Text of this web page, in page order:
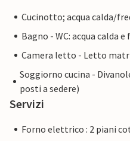
Cucinotto; acqua calda/
Bagno - WC: acqua calda e
Camera letto - Letto
Soggiorno cucina -
posti a sedere)
Servizi
Forno elettrico : 2 piani